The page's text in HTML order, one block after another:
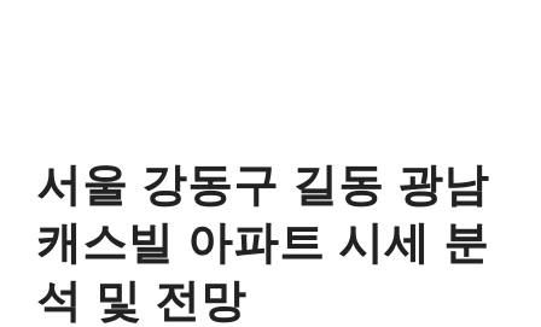
서울 강동구 길동 광남
캐스빌 아파트 시세 분
석 및 전망